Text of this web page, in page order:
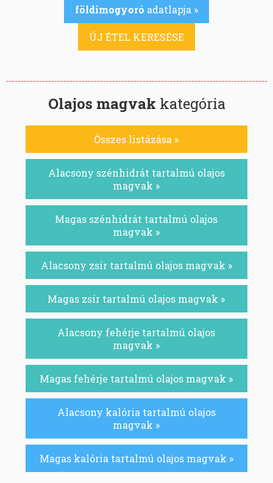
földimogyoró adatlapja »
ÚJ ÉTEL KERESÉSE
Olajos magvak kategória
Összes listázása »
Alacsony szénhidrát tartalmú olajos
magvak »
Magas szénhidrát tartalmú olajos
magvak »
Alacsony zsír tartalmú olajos magvak »
Magas zsír tartalmú olajos magvak »
Alacsony fehérje tartalmú olajos
magvak »
Magas fehérje tartalmú olajos magvak »
Alacsony kalória tartalmú olajos
magvak »
Magas kalória tartalmú olajos magvak »